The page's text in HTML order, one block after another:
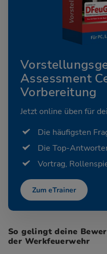
Assessment
Vorbereitung
Jetzt online üben für
Die häufigsten
Die Top-
Vortrag,
Zum eTrainer
So gelingt deine
der Werkfeuerwehr